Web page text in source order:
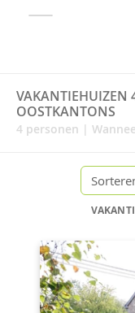
VAKANTIEHUIZEN
OOSTKANTONS
4 personen |